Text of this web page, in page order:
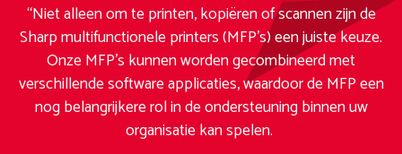
“Niet alleen om te printen, kopiëren of scannen zijn de
Sharp multifunctionele printers (MFP’s) een juiste keuze.
Onze MFP’s kunnen worden gecombineerd met
verschillende software applicaties, waardoor de MFP een
nog belangrijkere rol in de ondersteuning binnen uw
organisatie kan spelen.